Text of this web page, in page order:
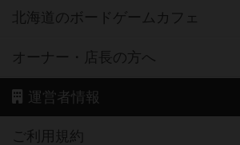
北海道のボードゲームカフェ
オーナー・店長の方へ
運営者情報
ご利用規約